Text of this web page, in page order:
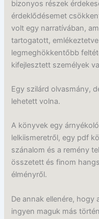
bizonyos részek
érdeklődésemet
volt egy narratívában,
tartogatott,
legmeghökkentőbb
kifejlesztett személyek
Egy szilárd olvasmány,
lehetett volna.
A könyvek egy
lelkiismeretről, egy pdf
szánalom és a remény
összetett és finom
élményről.
De annak ellenére, hogy
ingyen maguk más